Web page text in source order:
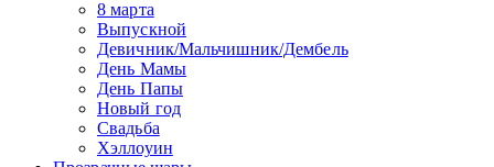
8 марта
Выпускной
Девичник/Мальчишник/Дембель
День Мамы
День Папы
Новый год
Свадьба
Хэллоуин